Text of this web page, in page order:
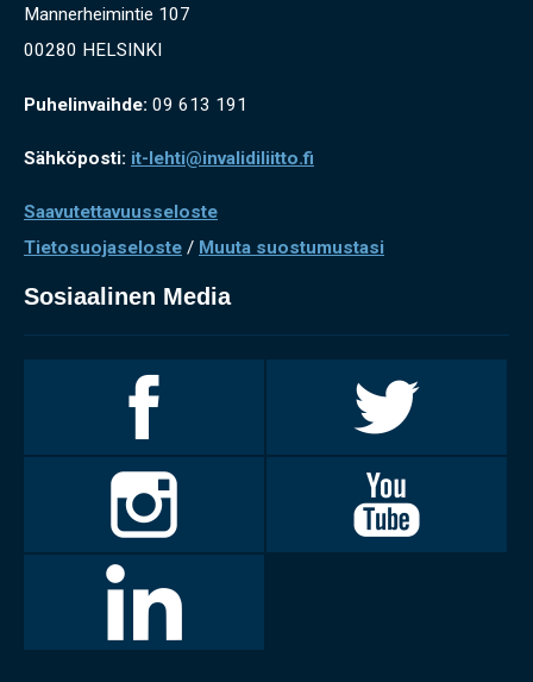
Mannerheimintie 107
00280 HELSINKI
Puhelinvaihde: 09 613 191
Sähköposti: it-lehti@invalidiliitto.fi
Saavutettavuusseloste
Tietosuojaseloste / Muuta suostumustasi
Sosiaalinen Media
Facebookissa
Twitterissä
Invalidiliitto
Instagramissa
Youtubessa